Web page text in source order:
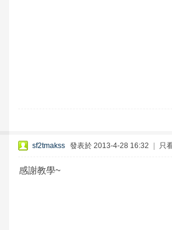
sf2tmakss 發表於 2013-4-28 16:32 只
感謝教學~